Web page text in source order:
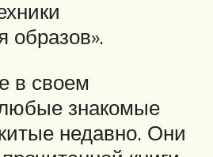
образов».
в своем
знакомые
недавно. Они